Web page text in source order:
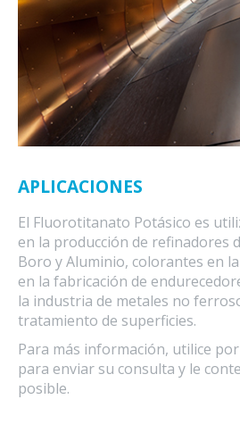
APLICACIONES
El Fluorotitanato Potásico es
en la producción de refinadores
Boro y Aluminio, colorantes en
en la fabricación de
la industria de metales no
tratamiento de superficies.
Para más información, utilice
para enviar su consulta y le
posible.